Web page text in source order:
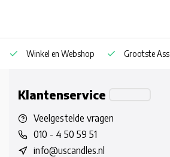
Winkel en Webshop Grootste
Klantenservice
Veelgestelde vragen
010 - 4 50 59 51
info@uscandles.nl